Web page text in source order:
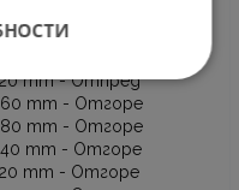
mm - Отпред
mm - Отпред
mm - Отгоре
mm - Отгоре
mm - Отгоре
mm - Отгоре